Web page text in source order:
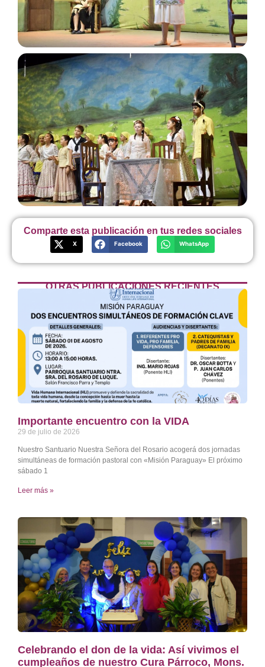
OTRAS PUBLICACIONES RECIENTES
Importante encuentro con la VIDA
29 de julio de 2026
Nuestro Santuario Nuestra Señora del Rosario acogerá dos jornadas
simultáneas de formación pastoral con «Misión Paraguay» El próximo
sábado 1
Leer más »
Celebrando el don de la vida: Así vivimos el
cumpleaños de nuestro Cura Párroco, Mons.
Comparte esta publicación en tus redes sociales
X Facebook WhatsApp